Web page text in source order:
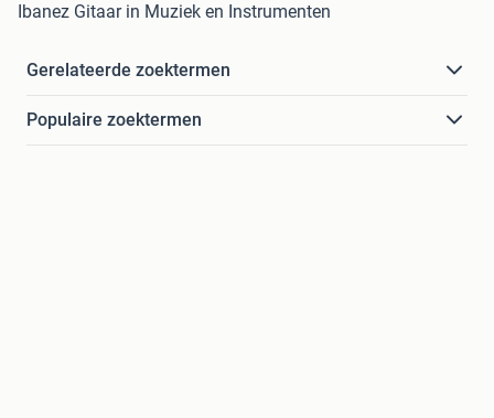
Ibanez Gitaar in Muziek en Instrumenten
Gerelateerde zoektermen
Populaire zoektermen